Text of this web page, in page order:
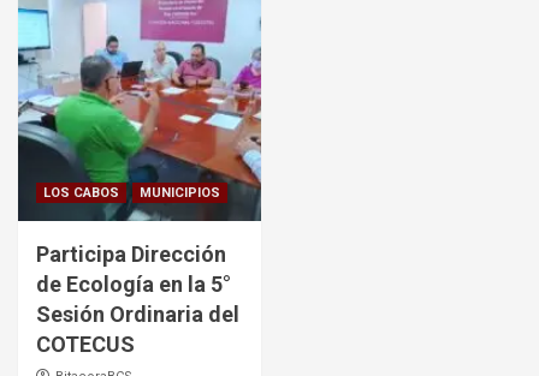
LOS CABOS MUNICIPIOS
Participa Dirección
de Ecología en la 5°
Sesión Ordinaria del
COTECUS